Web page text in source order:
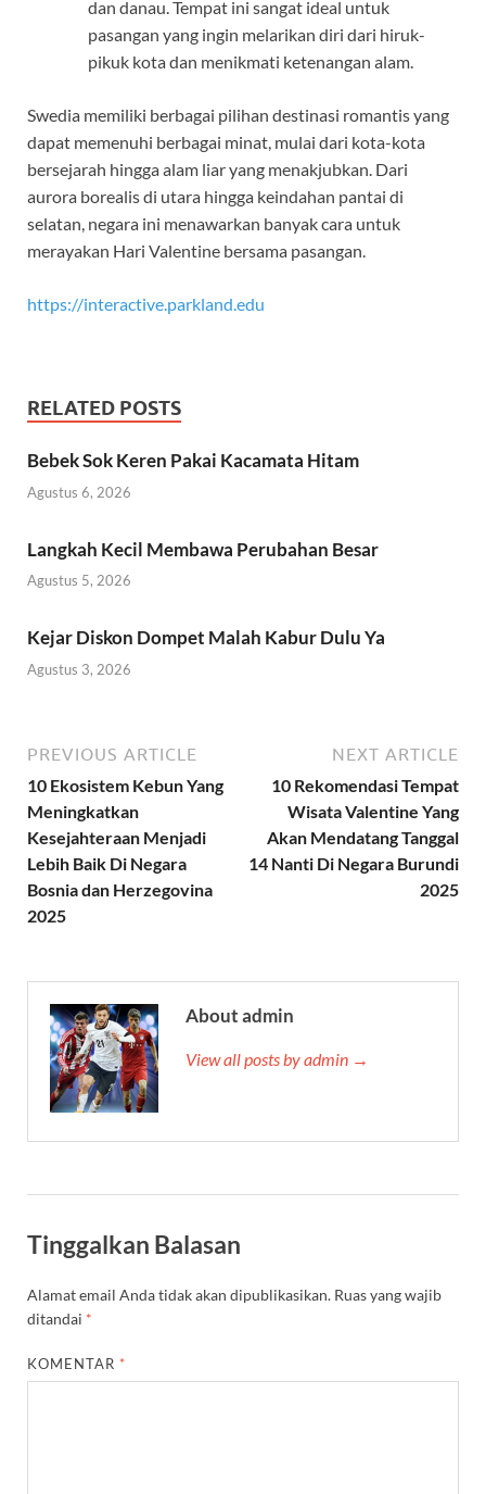
dan danau. Tempat ini sangat ideal untuk
pasangan yang ingin melarikan diri dari hiruk-
pikuk kota dan menikmati ketenangan alam.
Swedia memiliki berbagai pilihan destinasi romantis yang
dapat memenuhi berbagai minat, mulai dari kota-kota
bersejarah hingga alam liar yang menakjubkan. Dari
aurora borealis di utara hingga keindahan pantai di
selatan, negara ini menawarkan banyak cara untuk
merayakan Hari Valentine bersama pasangan.
https://interactive.parkland.edu
RELATED POSTS
Bebek Sok Keren Pakai Kacamata Hitam
Agustus 6, 2026
Langkah Kecil Membawa Perubahan Besar
Agustus 5, 2026
Kejar Diskon Dompet Malah Kabur Dulu Ya
Agustus 3, 2026
PREVIOUS ARTICLE
10 Ekosistem Kebun Yang
Meningkatkan
Kesejahteraan Menjadi
Lebih Baik Di Negara
Bosnia dan Herzegovina
2025
NEXT ARTICLE
10 Rekomendasi Tempat
Wisata Valentine Yang
Akan Mendatang Tanggal
14 Nanti Di Negara Burundi
2025
About admin
View all posts by admin →
Tinggalkan Balasan
Alamat email Anda tidak akan dipublikasikan. Ruas yang wajib
ditandai *
KOMENTAR *